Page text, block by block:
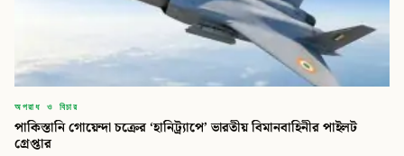
অপরাধ ও বিচার
পাকিস্তানি গোয়েন্দা চক্রের ‘হানিট্র্যাপে’ ভারতীয় বিমানবাহিনীর পাইলট
গ্রেপ্তার